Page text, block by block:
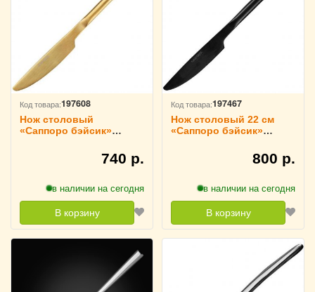
Код товара:197608
Нож столовый
«Саппоро бэйсик»
740 р.
в наличии на сегодня
В корзину
Код товара:197467
Нож столовый 22 см
«Саппоро бэйсик»
800 р.
в наличии на сегодня
В корзину